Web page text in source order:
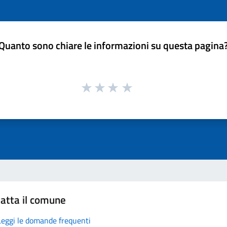
sono chiare le informazioni su questa
il comune
le domande frequenti